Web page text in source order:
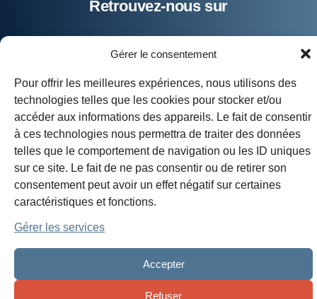
Gérer le consentement
Pour offrir les meilleures expériences, nous utilisons des
technologies telles que les cookies pour stocker et/ou
accéder aux informations des appareils. Le fait de consentir
à ces technologies nous permettra de traiter des données
telles que le comportement de navigation ou les ID uniques
sur ce site. Le fait de ne pas consentir ou de retirer son
consentement peut avoir un effet négatif sur certaines
caractéristiques et fonctions.
Gérer les services
Accepter
Refuser
Retrouvez-nous sur